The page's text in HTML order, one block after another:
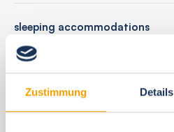
Zustimmung Details
sleeping accommodations
35 reviews